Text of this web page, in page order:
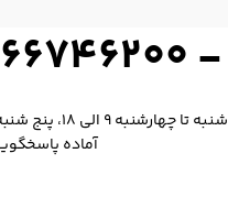
شنبه تا چهارشنبه 9 الی 18، پنج شنبه 9 الی 14
آماده